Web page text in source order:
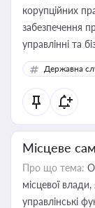
корупційних
забезпечення
управлінні та
Державна
Місцеве
Про що тема:
місцевої
управлінські